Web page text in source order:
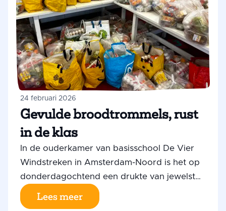
24 februari 2026
Gevulde broodtrommels, rust
in de klas
In de ouderkamer van basisschool De Vier
Windstreken in Amsterdam-Noord is het op
donderdagochtend een drukte van jewelste.
De vloer ligt tot ver in de gang bezaaid met
rijen boodschappentassen. Een groep
Lees meer